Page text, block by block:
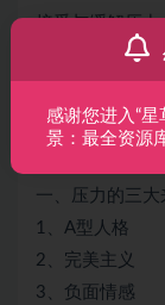
接受与缓解压
解析了压力的
助学员认知压
解压力，让压
一、压力的三大
1、A型人格
2、完美主义
3、负面情感
感谢您进入“
景：最全资源